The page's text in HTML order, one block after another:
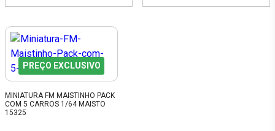
PREÇO EXCLUSIVO
MINIATURA FM MAISTINHO PACK
COM 5 CARROS 1/64 MAISTO
15325